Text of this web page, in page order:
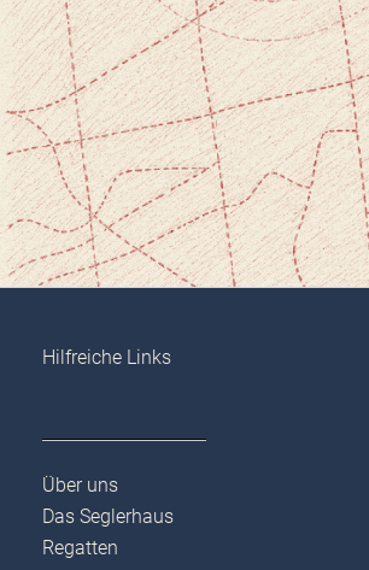
Hilfreiche Links
Über uns
Das Seglerhaus
Regatten